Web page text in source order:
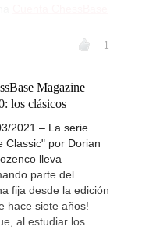
1
Magazine
los clásicos
2021 – La serie
Classic" por Dorian
lleva
parte del
fija desde la edición
hace siete años!
al estudiar los